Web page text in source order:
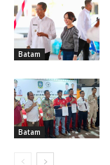
Batam
Batam